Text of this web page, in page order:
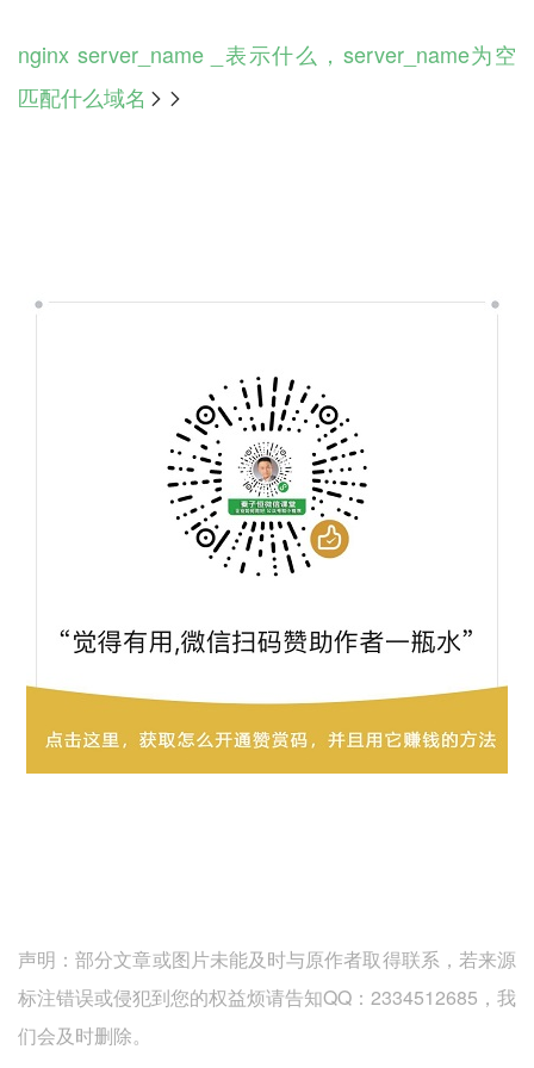
nginx server_name _表示什么，server_name为空
匹配什么域名 
声明：部分文章或图片未能及时与原作者取得联系，若来源
标注错误或侵犯到您的权益烦请告知QQ：2334512685，我
们会及时删除。